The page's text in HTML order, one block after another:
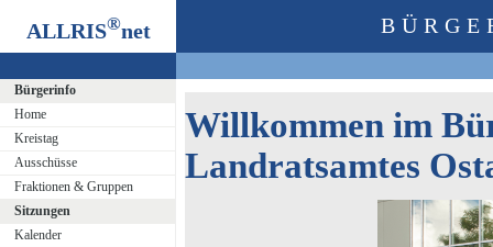
ALLRIS®net
Bürgerinfo
Home
Kreistag
Ausschüsse
Fraktionen & Gruppen
Sitzungen
Kalender
Willkommen im
Landratsamtes